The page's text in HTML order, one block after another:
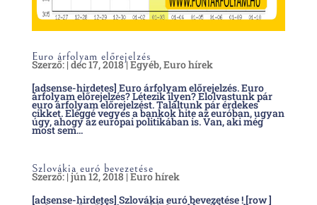
Euro árfolyam előrejelzés
Szerző: |dec 17, 2018|Egyéb,Euro hírek
[adsense-hirdetes] Euro árfolyam előrejelzés. Euro
árfolyam előrejelzés? Létezik ilyen? Elolvastunk pár
euro árfolyam előrejelzést. Találtunk pár érdekes
cikket. Eléggé vegyes a bankok hite az euróban, ugyan
úgy, ahogy az európai politikában is. Van, aki még
most sem...
Szlovákia euró bevezetése
Szerző:|jún 12, 2018|Euro hírek
[adsense-hirdetes] Szlovákia euró bevezetése ! [row ]